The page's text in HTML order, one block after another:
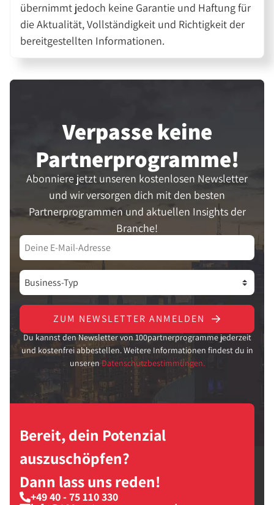
übernimmt jedoch keine Garantie und Haftung für
die Aktualität, Vollständigkeit und Richtigkeit der
bereitgestellten Informationen.
Verpasse keine
Partner­programme!
Abonniere jetzt unseren kostenlosen Newsletter
und wir versorgen dich mit den besten
Partnerprogrammen und aktuellen Insights der
Branche!
ZUM NEWSLETTER ANMELDEN
Du kannst den Newsletter von 100partnerprogramme jederzeit
und kostenfrei abbestellen. Weitere Informationen findest du in
unseren Datenschutzbestimmungen.
Bereit, dein Potenzial
auszuschöpfen?
Dann lass uns reden!
+49 40 - 75 110 330